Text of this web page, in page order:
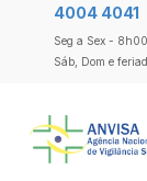
4004 4041
Seg a Sex -
Sáb, Dom e